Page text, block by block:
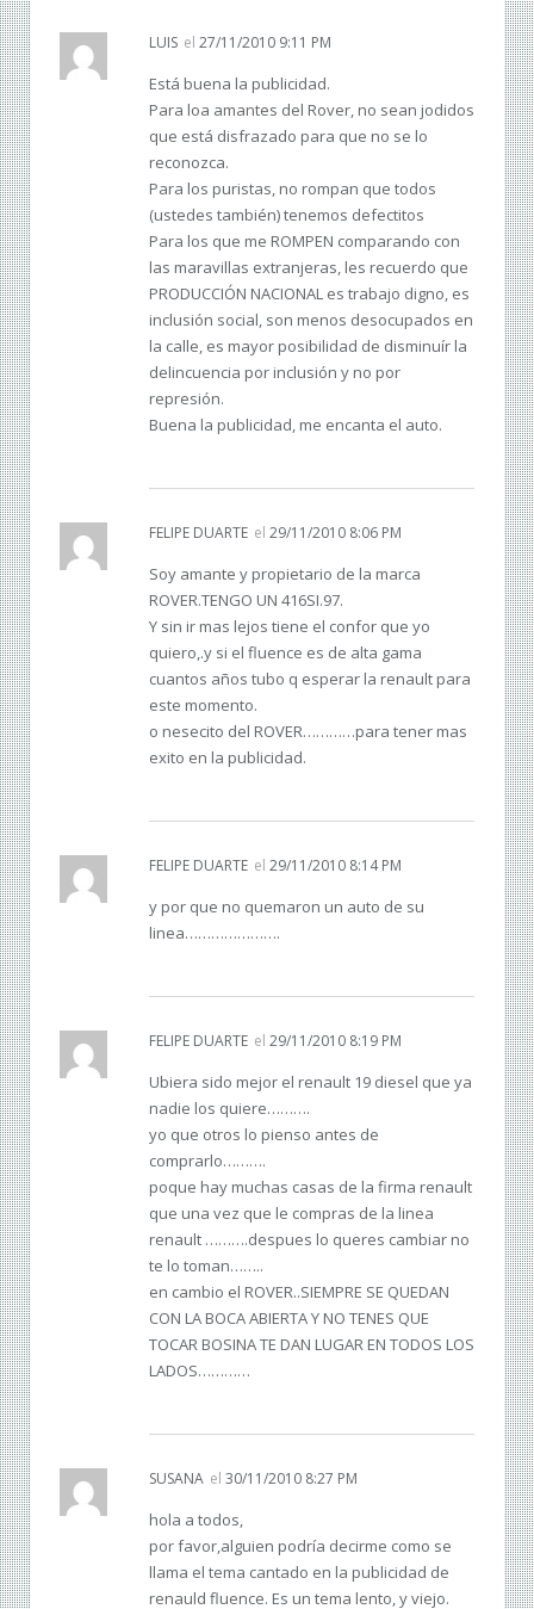
LUIS el 27/11/2010 9:11 PM
Está buena la publicidad.
Para loa amantes del Rover, no sean jodidos
que está disfrazado para que no se lo
reconozca.
Para los puristas, no rompan que todos
(ustedes también) tenemos defectitos
Para los que me ROMPEN comparando con
las maravillas extranjeras, les recuerdo que
PRODUCCIÓN NACIONAL es trabajo digno, es
inclusión social, son menos desocupados en
la calle, es mayor posibilidad de disminuír la
delincuencia por inclusión y no por
represión.
Buena la publicidad, me encanta el auto.
FELIPE DUARTE el 29/11/2010 8:06 PM
Soy amante y propietario de la marca
ROVER.TENGO UN 416SI.97.
Y sin ir mas lejos tiene el confor que yo
quiero,.y si el fluence es de alta gama
cuantos años tubo q esperar la renault para
este momento.
o nesecito del ROVER…………para tener mas
exito en la publicidad.
FELIPE DUARTE el 29/11/2010 8:14 PM
y por que no quemaron un auto de su
linea………………….
FELIPE DUARTE el 29/11/2010 8:19 PM
Ubiera sido mejor el renault 19 diesel que ya
nadie los quiere……….
yo que otros lo pienso antes de
comprarlo……….
poque hay muchas casas de la firma renault
que una vez que le compras de la linea
renault ……….despues lo queres cambiar no
te lo toman……..
en cambio el ROVER..SIEMPRE SE QUEDAN
CON LA BOCA ABIERTA Y NO TENES QUE
TOCAR BOSINA TE DAN LUGAR EN TODOS LOS
LADOS…………
SUSANA el 30/11/2010 8:27 PM
hola a todos,
por favor,alguien podría decirme como se
llama el tema cantado en la publicidad de
renauld fluence. Es un tema lento, y viejo.